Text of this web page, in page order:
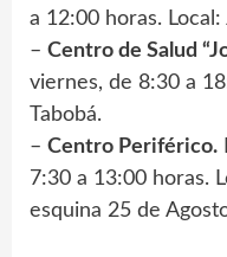
a 12:00 horas.
– Centro de Salud
viernes, de 8:30 a
Tabobá.
– Centro Periférico.
7:30 a 13:00 horas.
esquina 25 de